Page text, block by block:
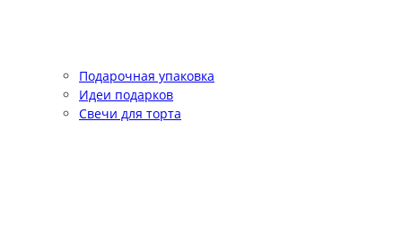
Подарочная упаковка
Идеи подарков
Свечи для торта